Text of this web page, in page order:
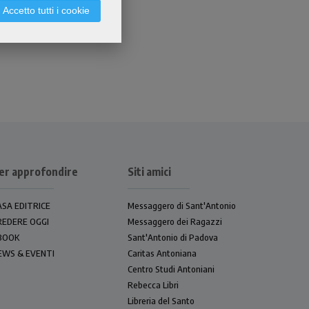
Accetto tutti i cookie
approfondire
EDITRICE
OGGI
& EVENTI
Siti amici
Messaggero di Sant'Antonio
Messaggero dei Ragazzi
Sant'Antonio di Padova
Caritas Antoniana
Centro Studi Antoniani
Rebecca Libri
Libreria del Santo